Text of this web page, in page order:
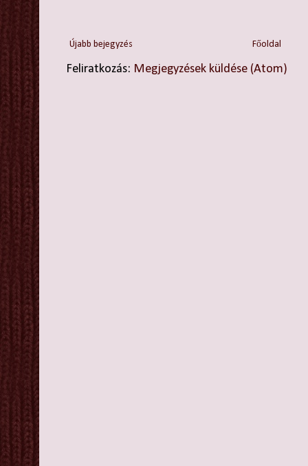
Újabb bejegyzés Főoldal
Feliratkozás: Megjegyzések küldése (Atom)